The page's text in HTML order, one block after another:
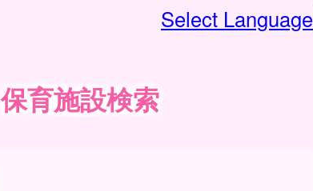
Select Language
保育施設検索